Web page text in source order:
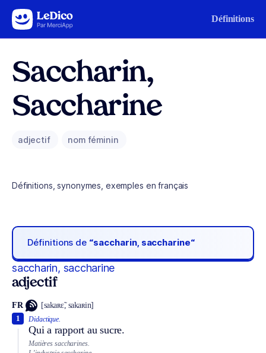
Aller au contenu Définitions
Saccharin,
Saccharine
adjectif nom féminin
Définitions, synonymes, exemples en français
Définitions de “saccharin, saccharine“
saccharin, saccharine
adjectif
FR [sakaʀɛ̃, sakaʀin]
Didactique.
Qui a rapport au sucre.
1
Matières saccharines.